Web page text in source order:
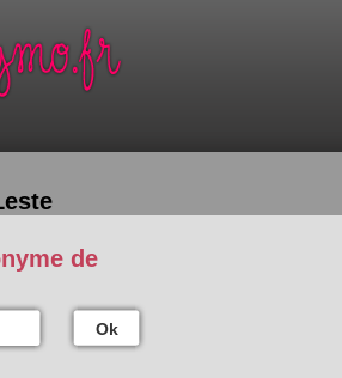
de
Ok